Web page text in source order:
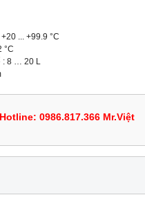
... +99.9 °C
°C
: 8 … 20 L
0986.817.366 Mr.Việt